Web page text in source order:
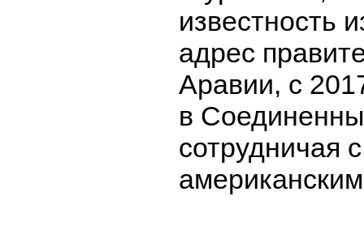
известность
адрес
Аравии, с
в
сотрудничая